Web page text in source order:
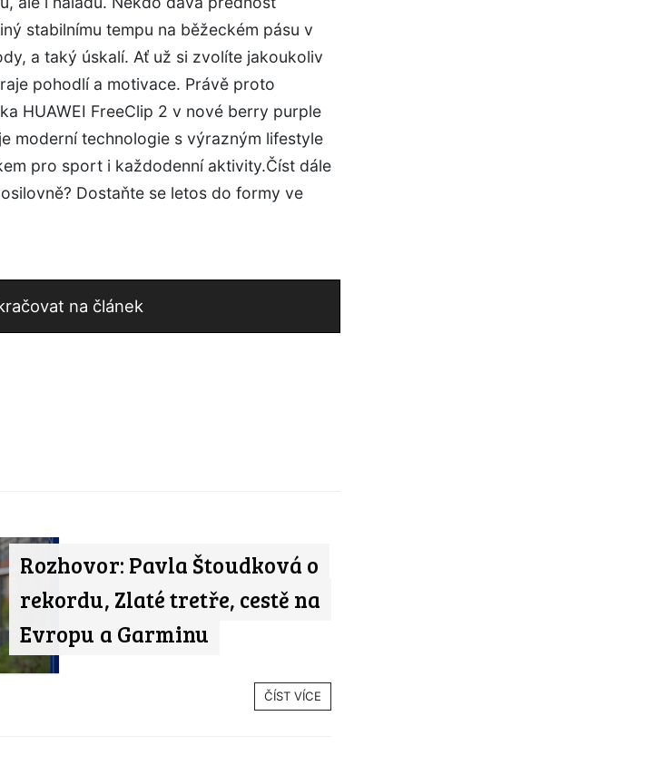
stabilnímu tempu na běžeckém pásu v
a taký úskalí. Ať už si zvolíte jakoukoliv
pohodlí a motivace. Právě proto
HUAWEI FreeClip 2 v nové berry purple
moderní technologie s výrazným lifestyle
pro sport i každodenní aktivity.Číst dále
Dostaňte se letos do formy ve
na článek
Rozhovor: Pavla Štoudková o
rekordu, Zlaté tretře, cestě na
Evropu a Garminu
ČÍST VÍCE